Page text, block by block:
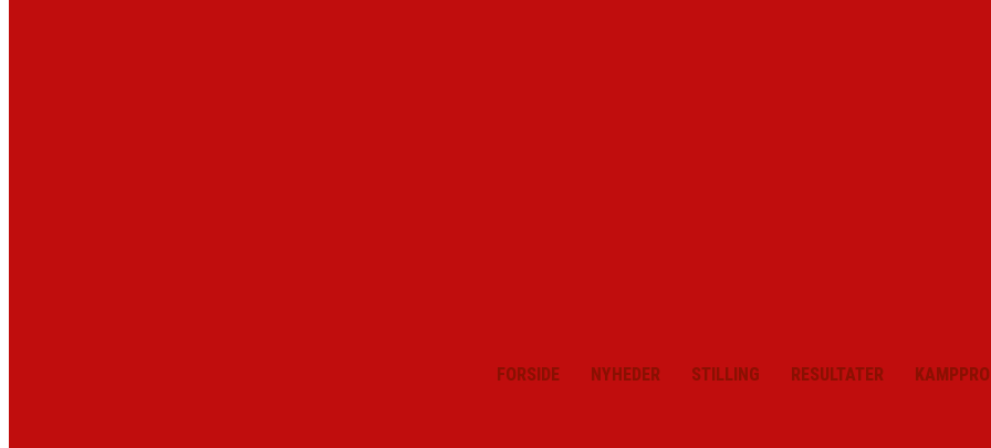
FORSIDE NYHEDER STILLING RESULTATER